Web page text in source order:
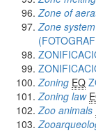
Zone of
Zone
Zoning EQ
Zoning law
Zoo animals